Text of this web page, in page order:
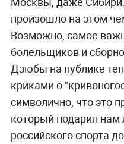
произошло на этом
Возможно, самое
болельщиков и
Дзюбы на публике
криками о
символично, что это
который подарил нам
российского спорта